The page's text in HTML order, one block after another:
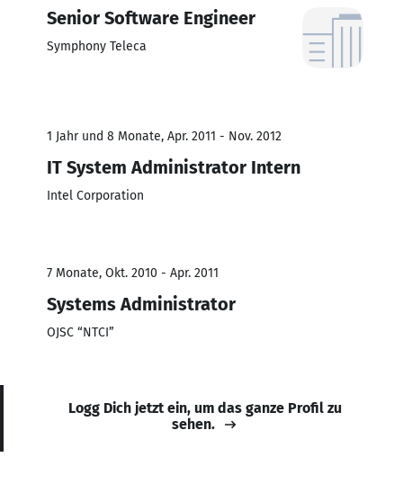
Senior Software Engineer
Symphony Teleca
1 Jahr und 8 Monate, Apr. 2011 - Nov. 2012
IT System Administrator Intern
Intel Corporation
7 Monate, Okt. 2010 - Apr. 2011
Systems Administrator
OJSC “NTCI”
Logg Dich jetzt ein, um das ganze Profil zu
sehen.